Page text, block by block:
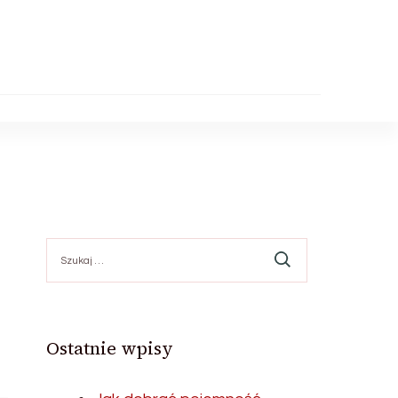
Ostatnie wpisy